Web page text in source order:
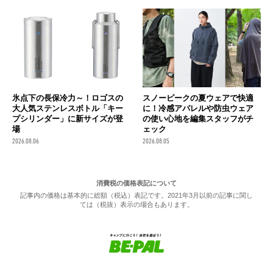
氷点下の長保冷力～！ロゴスの
大人気ステンレスボトル「キー
プシリンダー」に新サイズが登
場
2026.08.06
スノーピークの夏ウェアで快適
に！冷感アパレルや防虫ウェア
の使い心地を編集スタッフがチ
ェック
2026.08.05
消費税の価格表記について
記事内の価格は基本的に総額（税込）表記です。2021年3月以前の記事に関し
ては（税抜）表示の場合もあります。